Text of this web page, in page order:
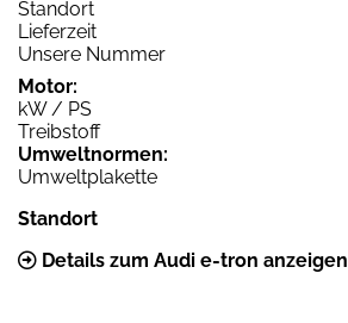
Standort
Lieferzeit
Unsere Nummer
Motor:
kW / PS
Treibstoff
Umweltnormen:
Umweltplakette
Standort
Details zum Audi e-tron anzeigen